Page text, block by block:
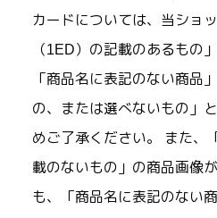
カードについては、当ショ
（1ED）の記載のあるもの
「商品名に表記のない商品
の、または選べないもの」
めご了承ください。 また、
載のないもの」の商品画像
も、「商品名に表記のない